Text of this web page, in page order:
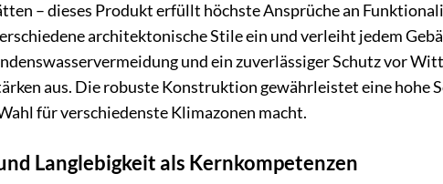
– dieses Produkt erfüllt höchste Ansprüche an
architektonische Stile ein und verleiht jedem
und ein zuverlässiger Schutz vor
aus. Die robuste Konstruktion gewährleistet eine hohe
für verschiedenste Klimazonen macht.
Langlebigkeit als Kernkompetenzen